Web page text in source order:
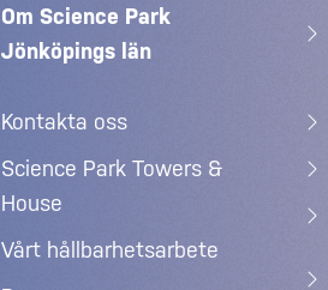
Om Science Park
Jönköpings län
Kontakta oss
Science Park Towers &
House
Vårt hållbarhetsarbete